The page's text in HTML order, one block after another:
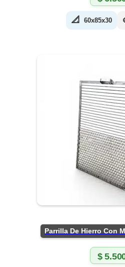
📐 60x85x30
$